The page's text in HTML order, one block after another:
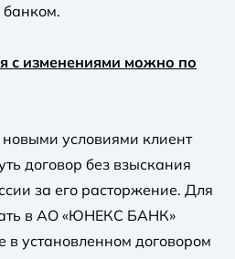
банком.
с изменениями можно по
новыми условиями клиент
договор без взыскания
за его расторжение. Для
в АО «ЮНЕКС БАНК»
в установленном договором